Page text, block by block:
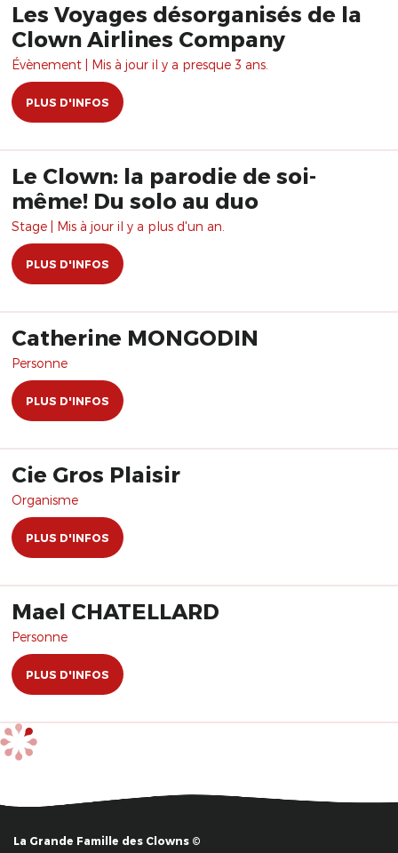
Les Voyages désorganisés de la
Clown Airlines Company
Évènement | Mis à jour il y a presque 3 ans.
PLUS D'INFOS
Le Clown: la parodie de soi-
même! Du solo au duo
Stage | Mis à jour il y a plus d'un an.
PLUS D'INFOS
Catherine MONGODIN
Personne
PLUS D'INFOS
Cie Gros Plaisir
Organisme
PLUS D'INFOS
Mael CHATELLARD
Personne
PLUS D'INFOS
La Grande Famille des Clowns ©